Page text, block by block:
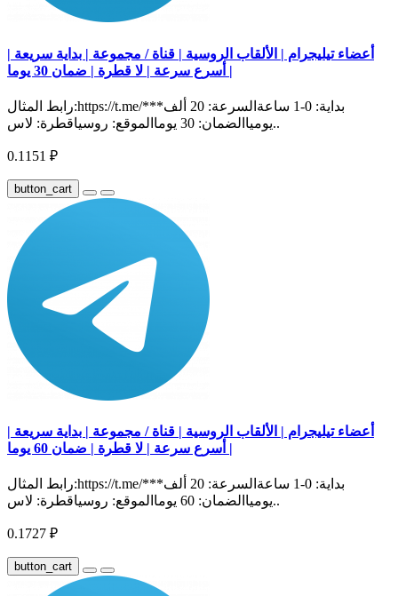
أعضاء تيليجرام | الألقاب الروسية | قناة / مجموعة | بداية سريعة |
أسرع سرعة | لا قطرة | ضمان 30 يوما |
رابط المثال:https://t.me/***بداية: 0-1 ساعةالسرعة: 20 ألف
يومياالضمان: 30 يوماالموقع: روسياقطرة: لاس..
0.1151 ₽
button_cart
أعضاء تيليجرام | الألقاب الروسية | قناة / مجموعة | بداية سريعة |
أسرع سرعة | لا قطرة | ضمان 60 يوما |
رابط المثال:https://t.me/***بداية: 0-1 ساعةالسرعة: 20 ألف
يومياالضمان: 60 يوماالموقع: روسياقطرة: لاس..
0.1727 ₽
button_cart